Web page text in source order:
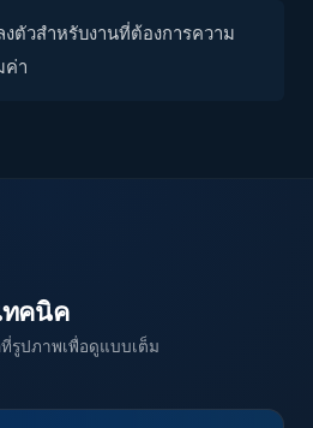
ตัวสำหรับงานที่ต้องการความ
ค่า
ทคนิค
รูปภาพเพื่อดูแบบเต็ม